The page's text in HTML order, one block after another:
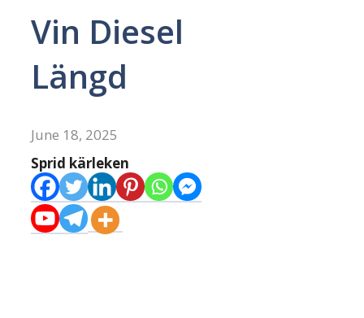
Vin Diesel
Längd
June 18, 2025
Sprid kärleken